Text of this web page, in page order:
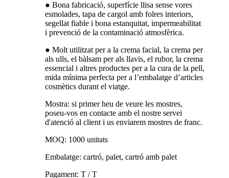
● Bona fabricació, superfície llisa sense vores
esmolades, tapa de cargol amb folres interiors,
segellat fiable i bona estanquitat, impermeabilitat
i prevenció de la contaminació atmosfèrica.
● Molt utilitzat per a la crema facial, la crema per
als ulls, el bàlsam per als llavis, el rubor, la crema
essencial i altres productes per a la cura de la pell,
mida mínima perfecta per a l’embalatge d’articles
cosmètics durant el viatge.
Mostra: si primer heu de veure les mostres,
poseu-vos en contacte amb el nostre servei
d'atenció al client i us enviarem mostres de franc.
MOQ: 1000 unitats
Embalatge: cartró, palet, cartró amb palet
Pagament: T / T